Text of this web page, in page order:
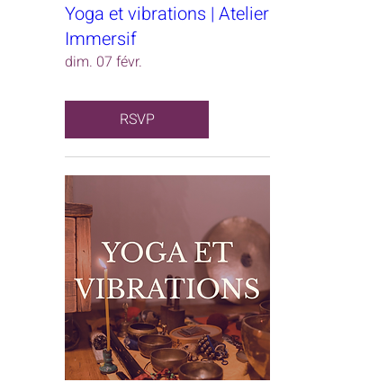
Yoga et vibrations | Atelier
Immersif
dim. 07 févr.
RSVP